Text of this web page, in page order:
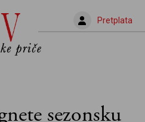
Pretplata
sezonsku